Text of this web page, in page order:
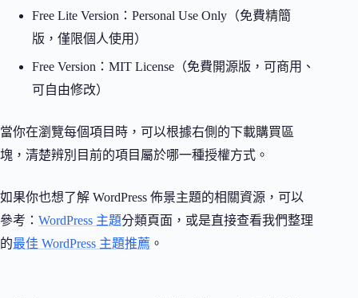
Free Lite Version：Personal Use Only（免費精簡
版，僅限個人使用）
Free Version：MIT License（免費開源版，可商用、
可自由修改）
當你在瀏覽每個項目時，可以根據右側的下載購買區
塊，清楚辨別目前的項目屬於哪一種授權方式。
如果你也想了解 WordPress 佈景主題的相關資源，可以
參考： WordPress 主題分類頁面，或是直接查看我們整理
的最佳 WordPress 主題推薦 。